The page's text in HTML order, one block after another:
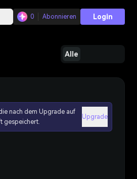
0 Abonnieren Login
Alle
nach dem Upgrade auf
gespeichert.
Upgrade